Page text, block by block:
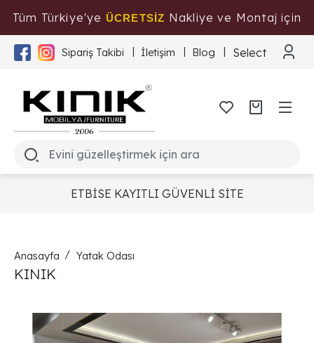
Tüm Türkiye'ye ÜCRETSİZ Nakliye ve Montaj için
Tıklayınız
Sipariş Takibi İletişim Blog Select
ETBİSE KAYITLI GÜVENLİ SİTE
Anasayfa Yatak Odası
KINIK